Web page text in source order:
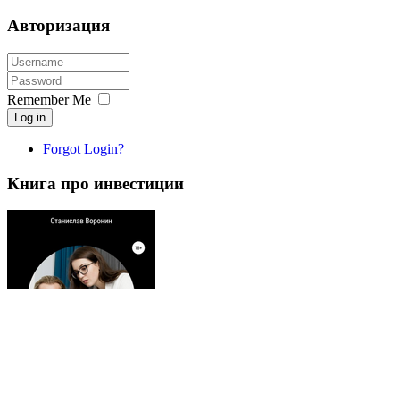
Авторизация
Remember Me
Log in
Forgot Login?
Книга про инвестиции